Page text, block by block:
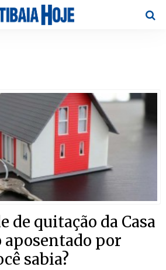
de quitação da Casa
por
sabia?